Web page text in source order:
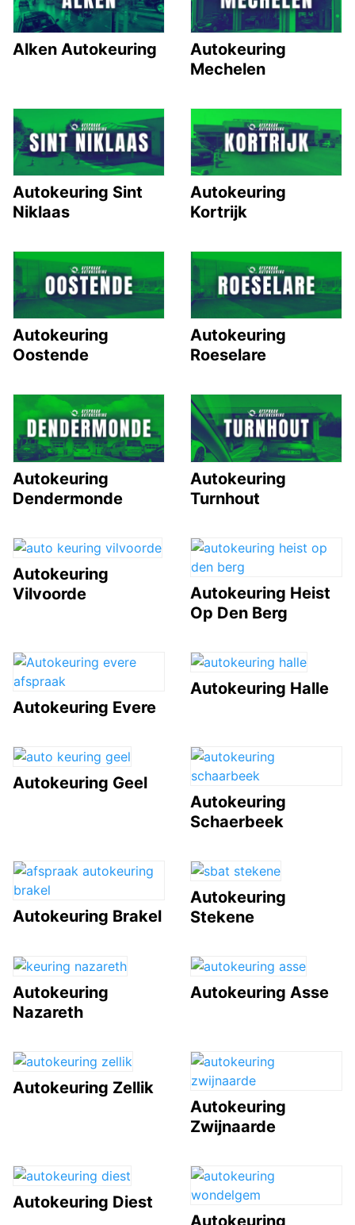
Alken Autokeuring
Autokeuring
Mechelen
Autokeuring Sint
Niklaas
Autokeuring
Kortrijk
Autokeuring
Oostende
Autokeuring
Roeselare
Autokeuring
Dendermonde
Autokeuring
Turnhout
Autokeuring
Vilvoorde
Autokeuring Heist
Op Den Berg
Autokeuring Evere
Autokeuring Halle
Autokeuring Geel
Autokeuring
Schaerbeek
Autokeuring Brakel
Autokeuring
Stekene
Autokeuring
Nazareth
Autokeuring Asse
Autokeuring Zellik
Autokeuring
Zwijnaarde
Autokeuring Diest
Autokeuring